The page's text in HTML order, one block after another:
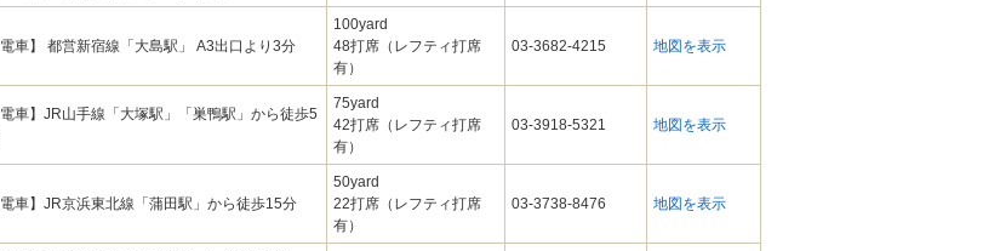
電車】 都営新宿線「大島駅」 A3出口より3分
100yard
48打席（レフティ打席
有）
03-3682-4215 地図を表示
電車】JR山手線「大塚駅」「巣鴨駅」から徒歩5
75yard
42打席（レフティ打席
有）
03-3918-5321 地図を表示
電車】JR京浜東北線「蒲田駅」から徒歩15分
50yard
22打席（レフティ打席
有）
03-3738-8476 地図を表示